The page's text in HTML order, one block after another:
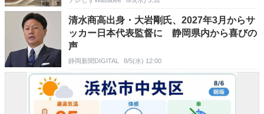
清水商高出身・大岩剛氏、2027年3月からサ
ッカー日本代表監督に 静岡県内から喜びの
声
静岡新聞DIGITAL 8/5(水) 12:00